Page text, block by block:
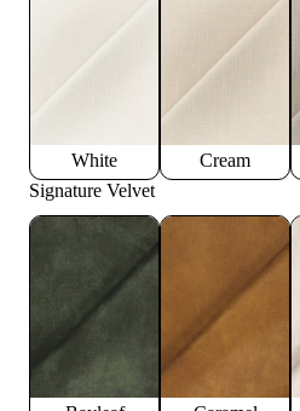
White Cream
Signature Velvet